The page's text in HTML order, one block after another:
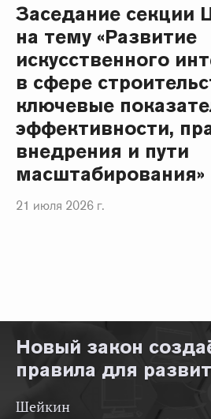
Заседание
на тему «Развитие
искусственного
в сфере
ключевые
эффективности,
внедрения и пути
масштабирования»
21 июля 2026 г.
Новый закон
правила для
Шейкин